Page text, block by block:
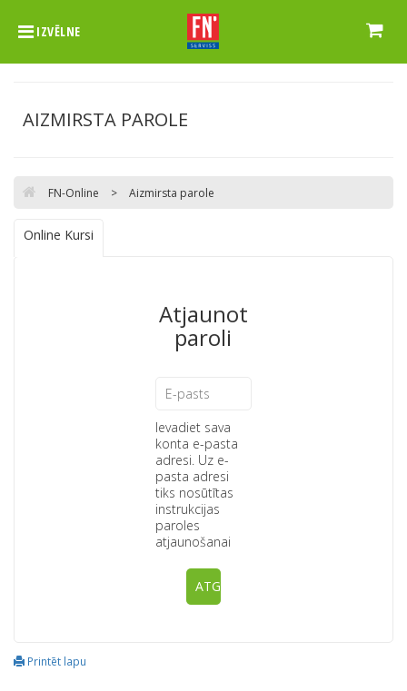
IZVĒLNE
AIZMIRSTA PAROLE
FN-Online > Aizmirsta parole
Online Kursi
Atjaunot
paroli
Ievadiet sava
konta e-pasta
adresi. Uz e-
pasta adresi
tiks nosūtītas
instrukcijas
paroles
atjaunošanai
ATGĀDINĀT
Printēt lapu